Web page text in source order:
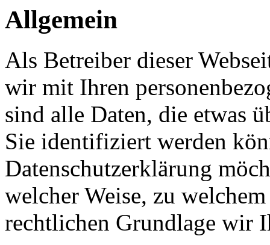
Allgemein
Als Betreiber dieser
wir mit Ihren
sind alle Daten, die etwas
Sie identifiziert werden
Datenschutzerklärung
welcher Weise, zu
rechtlichen Grundlage wir